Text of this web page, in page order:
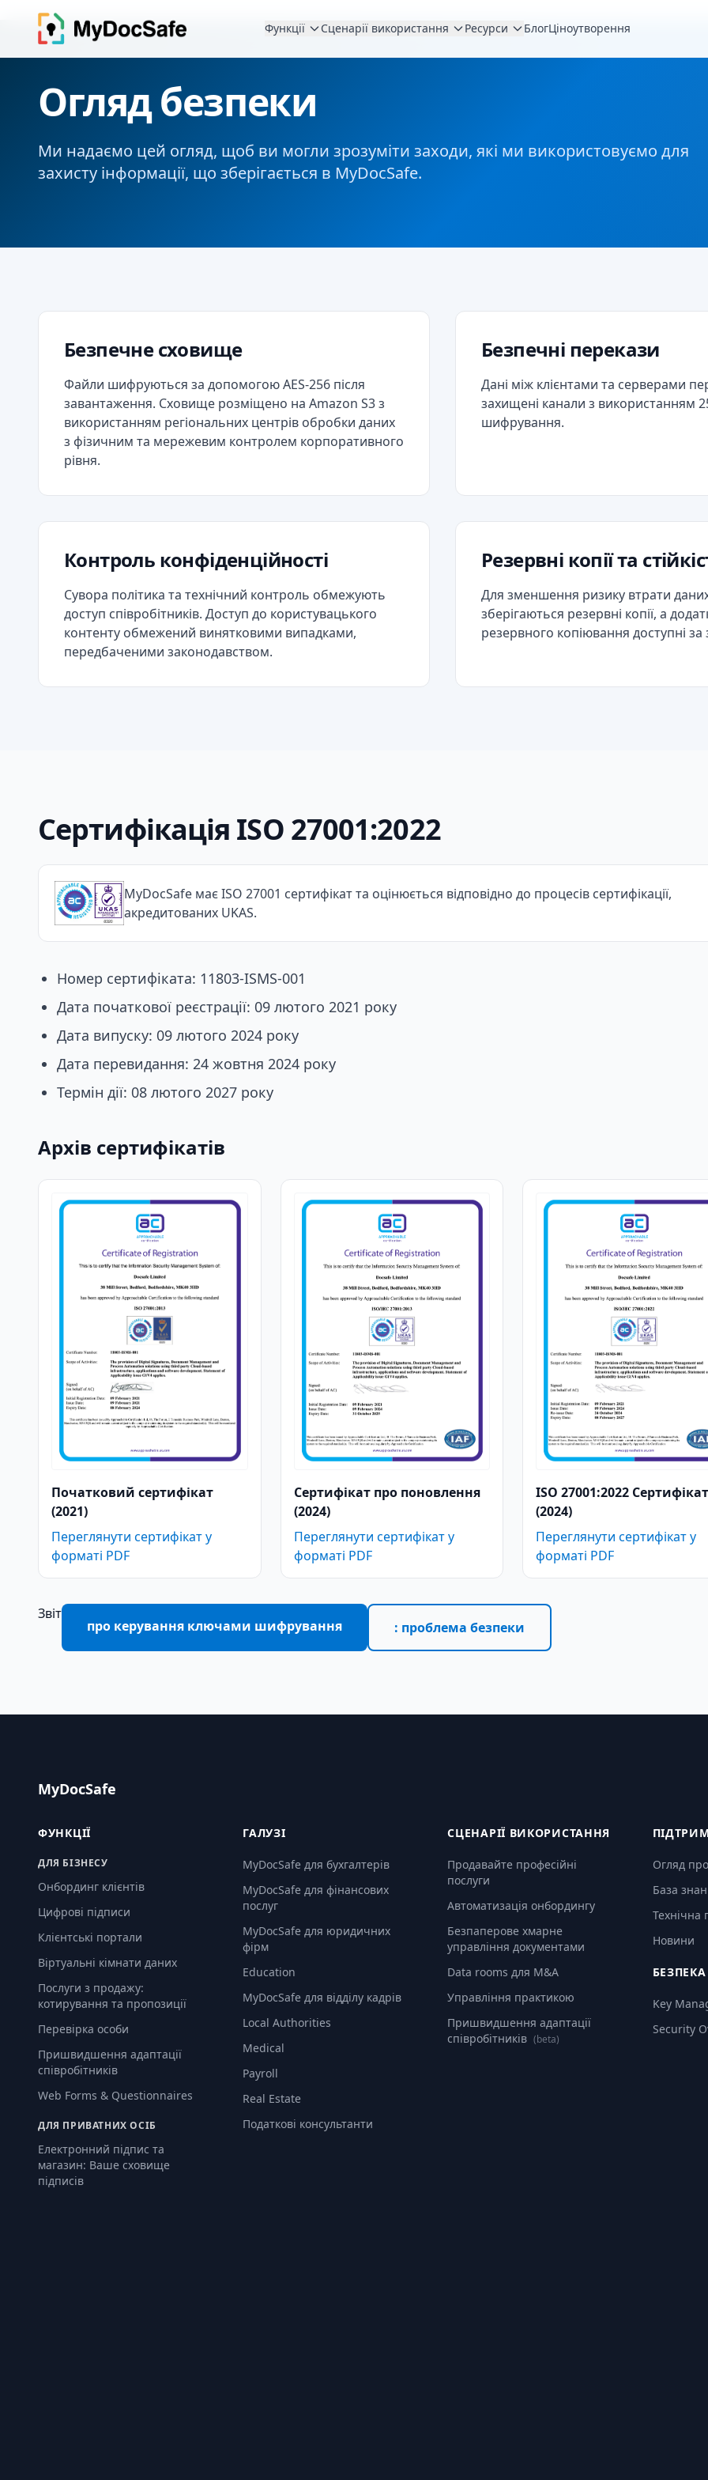
Функції Сценарії використання Ресурси БлогЦіноутворення
Огляд безпеки
Ми надаємо цей огляд, щоб ви могли зрозуміти заходи, які ми використовуємо для
захисту інформації, що зберігається в MyDocSafe.
Безпечне сховище
Файли шифруються за допомогою AES-256 після
завантаження. Сховище розміщено на Amazon S3 з
використанням регіональних центрів обробки даних
з фізичним та мережевим контролем корпоративного
рівня.
Безпечні перекази
Дані між клієнтами та серверами
захищені канали з використанням
шифрування.
Контроль конфіденційності
Сувора політика та технічний контроль обмежують
доступ співробітників. Доступ до користувацького
контенту обмежений винятковими випадками,
передбаченими законодавством.
Резервні копії та
Для зменшення ризику втрати даних
зберігаються резервні копії, а
резервного копіювання доступні
Сертифікація ISO 27001:2022
MyDocSafe має ISO 27001 сертифікат та оцінюється відповідно до процесів сертифікації,
акредитованих UKAS.
Номер сертифіката: 11803-ISMS-001
Дата початкової реєстрації: 09 лютого 2021 року
Дата випуску: 09 лютого 2024 року
Дата перевидання: 24 жовтня 2024 року
Термін дії: 08 лютого 2027 року
Архів сертифікатів
Початковий сертифікат
(2021)
Переглянути сертифікат у
форматі PDF
Сертифікат про поновлення
(2024)
Переглянути сертифікат у
форматі PDF
ISO 27001:2022
(2024)
Переглянути сертифікат у
форматі PDF
Звіт
про керування ключами шифрування : проблема безпеки
MyDocSafe
ФУНКЦІЇ
ДЛЯ БІЗНЕСУ
Онбординг клієнтів
Цифрові підписи
Клієнтські портали
Віртуальні кімнати даних
Послуги з продажу:
котирування та пропозиції
Перевірка особи
Пришвидшення адаптації
співробітників
Web Forms & Questionnaires
ДЛЯ ПРИВАТНИХ ОСІБ
Електронний підпис та
магазин: Ваше сховище
підписів
ГАЛУЗІ
MyDocSafe для бухгалтерів
MyDocSafe для фінансових
послуг
MyDocSafe для юридичних
фірм
Education
MyDocSafe для відділу кадрів
Local Authorities
Medical
Payroll
Real Estate
Податкові консультанти
СЦЕНАРІЇ ВИКОРИСТАННЯ
Продавайте професійні
послуги
Автоматизація онбордингу
Безпаперове хмарне
управління документами
Data rooms для M&A
Управління практикою
Пришвидшення адаптації
співробітників (beta)
Огляд
База
Технічна
Новини
БЕЗПЕКА
Key
Security